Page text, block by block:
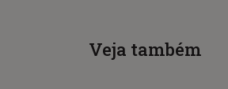
Veja também